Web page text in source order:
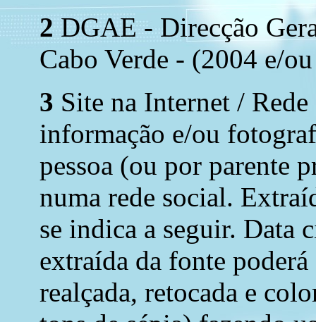
2DGAE - Direcção
Cabo Verde - (2004 e/
3 Site na Internet /
informação e/ou
pessoa (ou por parente
numa rede social.
se indica a seguir. Data
extraída da fonte
realçada, retocada e